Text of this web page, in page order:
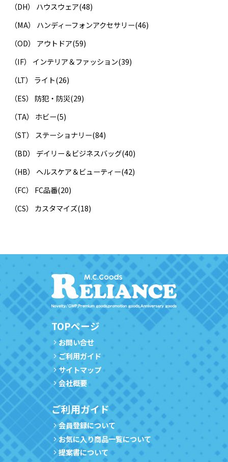
（DH） ハウスウェア(48)
（MA） ハンディーフォンアクセサリー(46)
（OD） アウトドア(59)
（IF） インテリア＆ファッション(39)
（LT） ライト(26)
（ES） 防犯・防災(29)
（TA） ホビー(5)
（ST） ステーショナリー(84)
（BD） デイリー＆ビジネスバッグ(40)
（HB） ヘルスケア＆ビューティー(42)
（FC） FC品番(20)
（CS） カスタマイズ(18)
TOPページ
お問い合せ
ご利用ガイド
サイトマップ
会社概要
ご利用ガイド
会員登録について
お気に入り商品一覧について
提案書について